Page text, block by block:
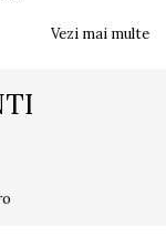
Vezi mai multe